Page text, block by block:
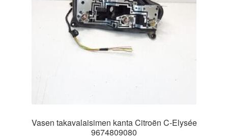
Vasen takavalaisimen kanta Citroën C-Elysée
9674809080